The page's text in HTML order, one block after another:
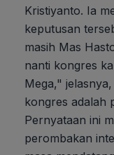
Kristiyanto. Ia
keputusan
masih Mas
nanti kongres
Mega,"
kongres adalah
Pernyataan ini
perombakan